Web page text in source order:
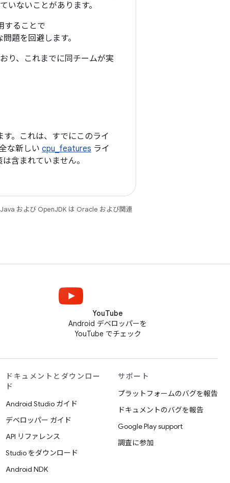
ないことがあります。
することで
題を回避します。
り、これまでに同チームが実
。これは、すでにこのライ
な新しい cpu_features ライ
含まれていません。
および OpenJDK は Oracle および関連
YouTube
Android デベロッパーを
YouTube でチェック
ドキュメントとダウンロー
ド
Android Studio ガイド
デベロッパー ガイド
API リファレンス
Studio をダウンロード
Android NDK
サポート
プラットフォームのバグを報告
ドキュメントのバグを報告
Google Play support
調査に参加